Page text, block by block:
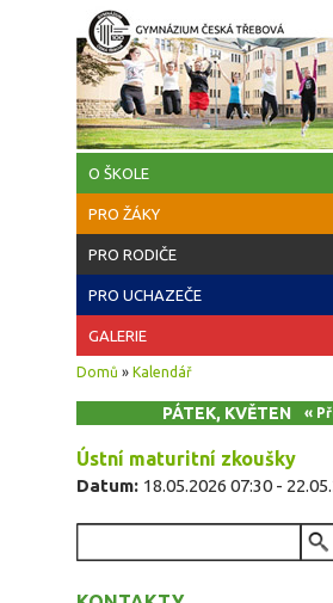
Přejít k hlavnímu obsahu
O ŠKOLE
PRO ŽÁKY
PRO RODIČE
PRO UCHAZEČE
GALERIE
Jste zde
Domů » Kalendář
PÁTEK, KVĚTEN 22,
«
Ústní maturitní zkoušky
Datum: 18.05.2026 07:30 -